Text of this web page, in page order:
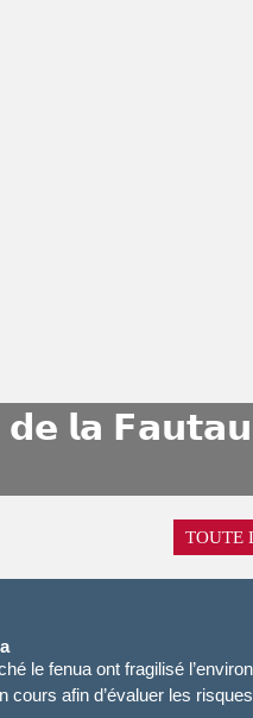
𝗱𝗲 𝗹𝗮
TOUTE
le fenua ont fragilisé
cours afin d’évaluer les